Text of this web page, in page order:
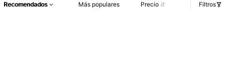
Recomendados Más populares Precio Filtros